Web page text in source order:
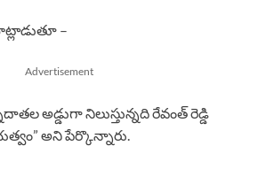
–
Advertisement
అడ్డుగా నిలుస్తున్నది రేవంత్ రెడ్డి
అని పేర్కొన్నారు.